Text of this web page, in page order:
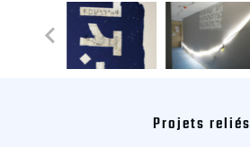
Projets reliés